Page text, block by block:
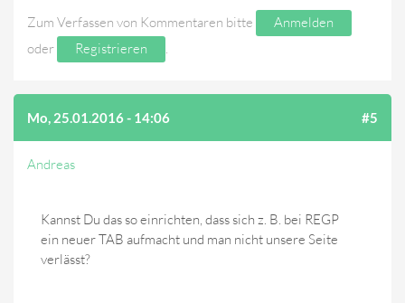
Zum Verfassen von Kommentaren bitte
Anmelden
oder
Registrieren .
Mo, 25.01.2016 - 14:06 #5
Andreas
Kannst Du das so einrichten, dass sich z. B. bei REGP
ein neuer TAB aufmacht und man nicht unsere Seite
verlässt?